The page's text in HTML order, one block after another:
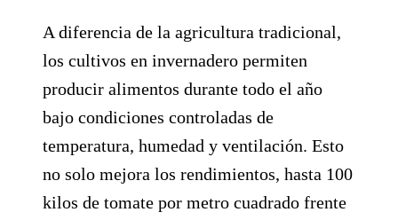
A diferencia de la agricultura tradicional,
los cultivos en invernadero permiten
producir alimentos durante todo el año
bajo condiciones controladas de
temperatura, humedad y ventilación. Esto
no solo mejora los rendimientos, hasta 100
kilos de tomate por metro cuadrado frente